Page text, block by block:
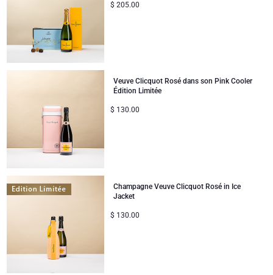
$ 205.00
Veuve Clicquot Rosé dans son Pink Cooler
Édition Limitée
$ 130.00
Champagne Veuve Clicquot Rosé in Ice
Jacket
$ 130.00